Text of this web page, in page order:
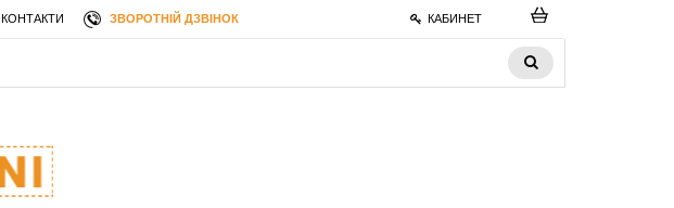
КОНТАКТИ ЗВОРОТНІЙ ДЗВІНОК КАБИНЕТ